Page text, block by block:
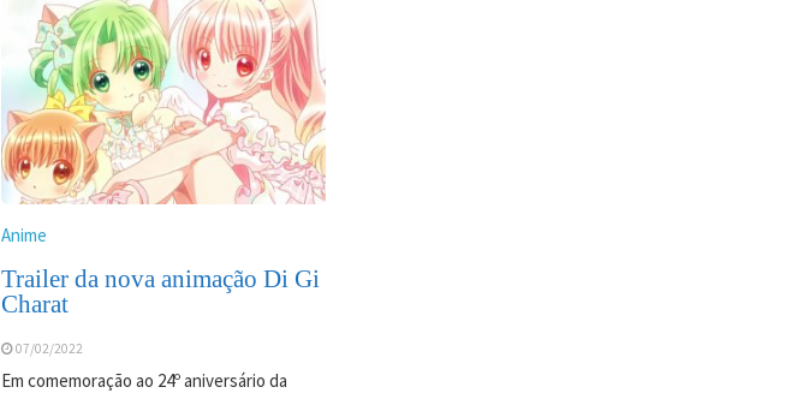
Anime
Trailer da nova animação Di Gi
Charat
07/02/2022
Em comemoração ao 24º aniversário da